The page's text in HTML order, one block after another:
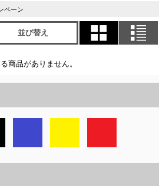
ペーン
並び替え
商品がありません。